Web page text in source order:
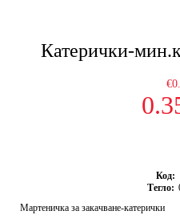
Катерички-
Код:
Тегло:
Мартеничка за закачване-катерички